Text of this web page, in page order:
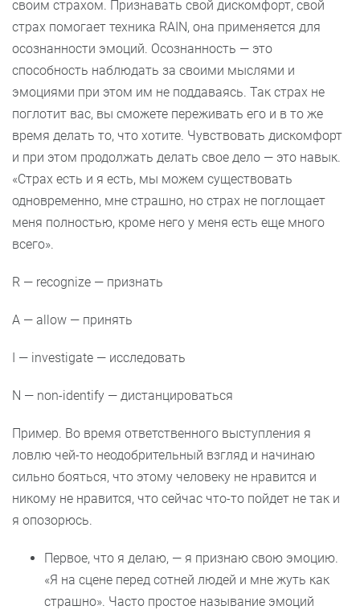
своим страхом. Признавать свой дискомфорт, свой
страх помогает техника RAIN, она применяется для
осознанности эмоций. Осознанность — это
способность наблюдать за своими мыслями и
эмоциями при этом им не поддаваясь. Так страх не
поглотит вас, вы сможете переживать его и в то же
время делать то, что хотите. Чувствовать дискомфорт
и при этом продолжать делать свое дело — это навык.
«Страх есть и я есть, мы можем существовать
одновременно, мне страшно, но страх не поглощает
меня полностью, кроме него у меня есть еще много
всего».
R — recognize — признать
A — allow — принять
I — investigate — исследовать
N — non-identify — дистанцироваться
Пример. Во время ответственного выступления я
ловлю чей-то неодобрительный взгляд и начинаю
сильно бояться, что этому человеку не нравится и
никому не нравится, что сейчас что-то пойдет не так и
я опозорюсь.
Первое, что я делаю, — я признаю свою эмоцию.
«Я на сцене перед сотней людей и мне жуть как
страшно». Часто простое называние эмоций